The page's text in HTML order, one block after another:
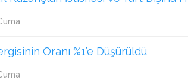
Oranı %1’e Düşürüldü